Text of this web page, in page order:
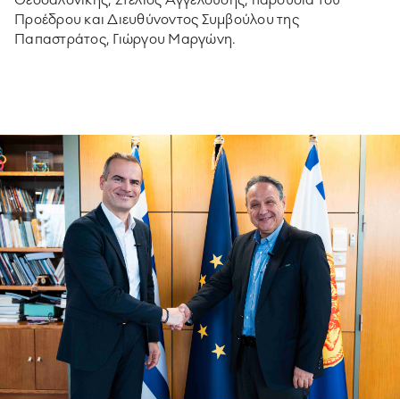
PMI SCIENCE
ΥΠΟΔΕΙΓΜΑΤΙΚΗ ΛΕΙΤΟΥΡΓΙΑ
ΕΡΓΑZOMΕΝΟΙ & ΣΥΝΕΡΓΑΤΕΣ
ΠΕΡΙΒΑΛΛΟΝ
ΚΟΙΝΩΝΙA
Προέδρου και Διευθύνοντος Συμβούλου της
Παπαστράτος, Γιώργου Μαργώνη.